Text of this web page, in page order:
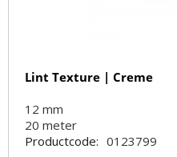
Lint Texture | Creme
12 mm
20 meter
Productcode: 0123799